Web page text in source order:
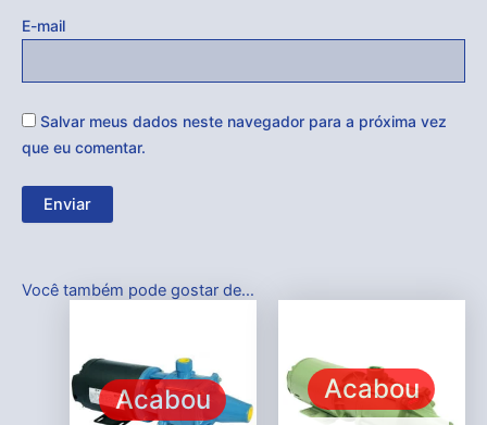
E-mail
Salvar meus dados neste navegador para a próxima vez
que eu comentar.
Você também pode gostar de…
Acabou Acabou